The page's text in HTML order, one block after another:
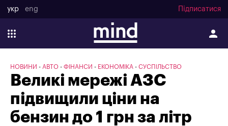
укр eng Підписатися
НОВИНИ АВТО ФІНАНСИ ЕКОНОМІКА СУСПІЛЬСТВО
Великі мережі АЗС
підвищили ціни на
бензин до 1 грн за літр